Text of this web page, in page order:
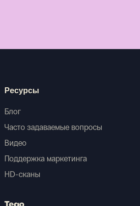
Ресурсы
Блог
Часто задаваемые вопросы
Видео
Поддержка маркетинга
HD-сканы